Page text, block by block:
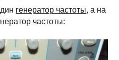
генератор частоты, а на
частоты: